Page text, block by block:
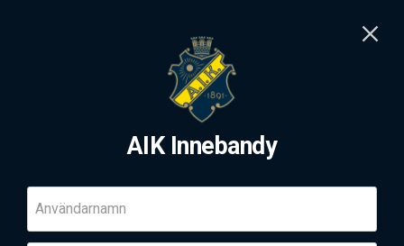
AIK Innebandy
Användarnamn